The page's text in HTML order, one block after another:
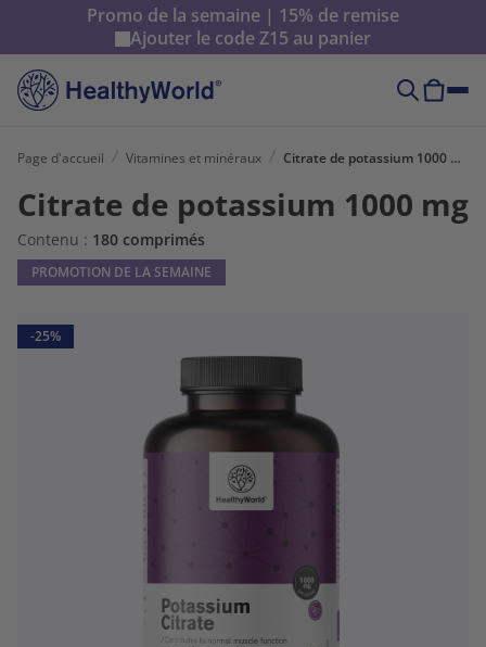
Promo de la semaine | 15% de remise
Ajouter le codeZ15 au panier
Page d'accueil Vitamines et minéraux Citrate de potassium 1000 mg
Citrate de potassium 1000 mg
Contenu : 180 comprimés
PROMOTION DE LA SEMAINE
-25%